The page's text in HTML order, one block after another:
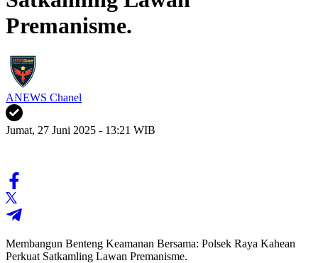
Premanisme.
ANEWS Chanel
Jumat, 27 Juni 2025 - 13:21 WIB
Membangun Benteng Keamanan Bersama: Polsek Raya Kahean
Perkuat Satkamling Lawan Premanisme.